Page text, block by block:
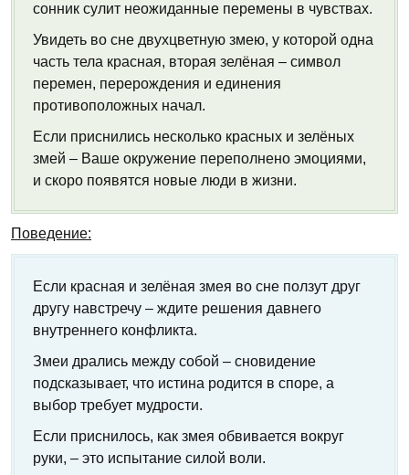
сонник сулит неожиданные перемены в чувствах.
Увидеть во сне двухцветную змею, у которой одна
часть тела красная, вторая зелёная – символ
перемен, перерождения и единения
противоположных начал.
Если приснились несколько красных и зелёных
змей – Ваше окружение переполнено эмоциями,
и скоро появятся новые люди в жизни.
Поведение:
Если красная и зелёная змея во сне ползут друг
другу навстречу – ждите решения давнего
внутреннего конфликта.
Змеи дрались между собой – сновидение
подсказывает, что истина родится в споре, а
выбор требует мудрости.
Если приснилось, как змея обвивается вокруг
руки, – это испытание силой воли.